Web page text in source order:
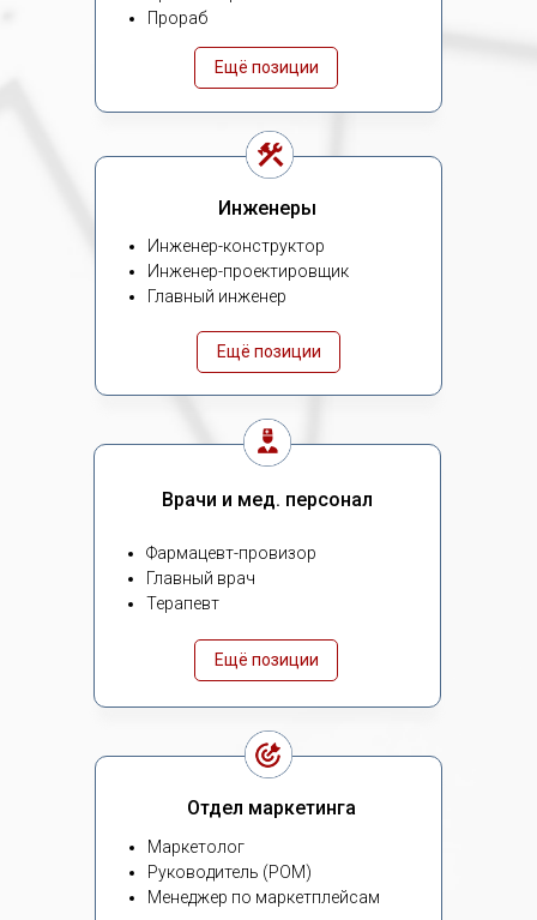
Прораб
Ещё позиции
Инженеры
Инженер-конструктор
Инженер-проектировщик
Главный инженер
Ещё позиции
Врачи и мед. персонал
Фармацевт-провизор
Главный врач
Терапевт
Ещё позиции
Отдел маркетинга
Маркетолог
Руководитель (РОМ)
Менеджер по маркетплейсам